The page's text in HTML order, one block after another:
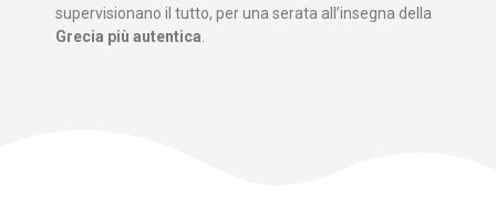
supervisionano il tutto, per una serata all’insegna della
Grecia più autentica